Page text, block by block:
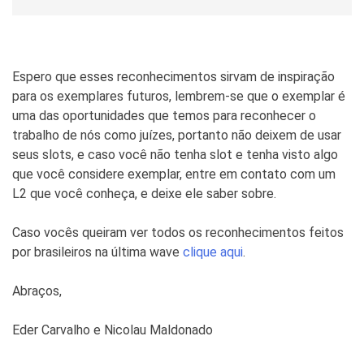
Espero que esses reconhecimentos sirvam de inspiração
para os exemplares futuros, lembrem-se que o exemplar é
uma das oportunidades que temos para reconhecer o
trabalho de nós como juízes, portanto não deixem de usar
seus slots, e caso você não tenha slot e tenha visto algo
que você considere exemplar, entre em contato com um
L2 que você conheça, e deixe ele saber sobre.
Caso vocês queiram ver todos os reconhecimentos feitos
por brasileiros na última wave clique aqui.
Abraços,
Eder Carvalho e Nicolau Maldonado